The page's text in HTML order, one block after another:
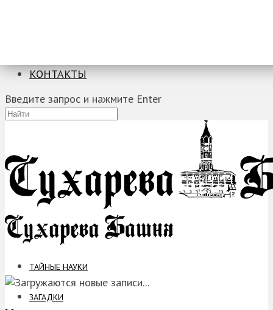
КОНТАКТЫ
Введите запрос и нажмите Enter
ТАЙНЫЕ НАУКИ
ЗАГАДКИ